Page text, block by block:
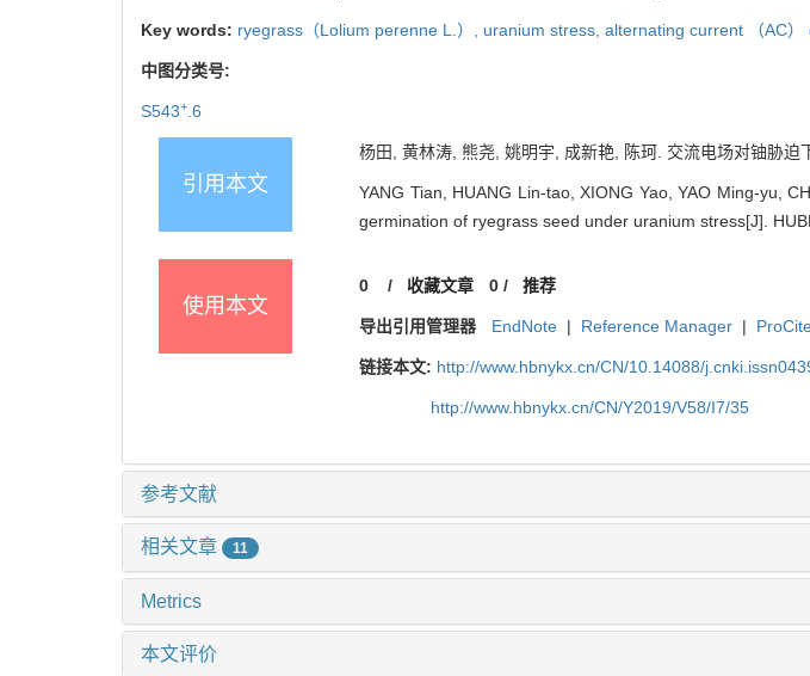
Key words: ryegrass（Lolium perenne L.）, uranium stress, alternating current （AC）
中图分类号:
S543+ .6
引用本文
杨田, 黄林涛, 熊尧, 姚明宇, 成新艳, 陈珂. 交流电场对铀胁
YANG Tian, HUANG Lin-tao, XIONG Yao, YAO Ming-yu,
germination of ryegrass seed under uranium stress[J].
使用本文
0 / 收藏文章 0/ 推荐
导出引用管理器 EndNote | Reference Manager |
链接本文: http://www.hbnykx.cn/CN/10.14088/
http://www.hbnykx.cn/CN/Y2019/V58/I7/35
参考文献
相关文章 11
Metrics
本文评价